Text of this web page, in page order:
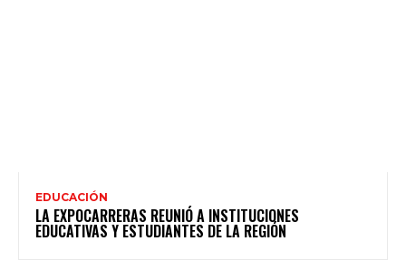
EDUCACIÓN
LA EXPOCARRERAS REUNIÓ A INSTITUCIONES
EDUCATIVAS Y ESTUDIANTES DE LA REGIÓN